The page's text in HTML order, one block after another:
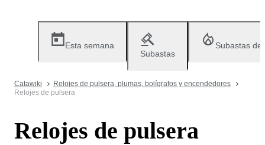
Esta semana
Subastas
Subastas
Catawiki
Relojes de pulsera, plumas, bolígrafos y encendedores
Relojes de pulsera
Relojes de pulsera